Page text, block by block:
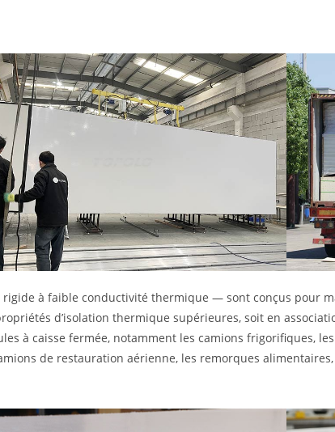
rigide à faible conductivité thermique — sont conçus pour
d’isolation thermique supérieures, soit en
à caisse fermée, notamment les camions frigorifiques,
de restauration aérienne, les remorques alimentaires,